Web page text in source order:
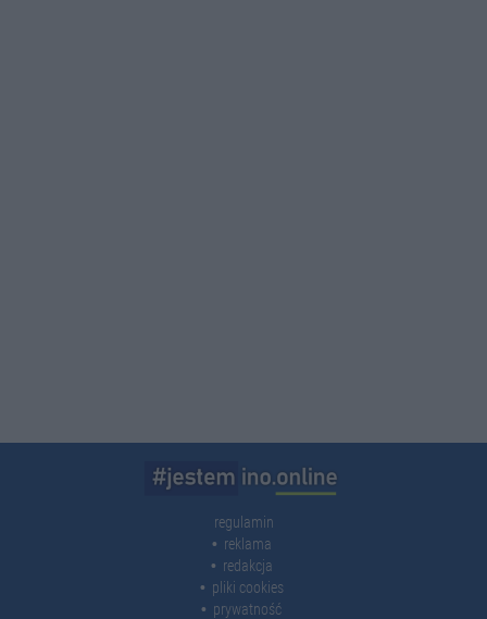
regulamin
reklama
redakcja
pliki cookies
prywatność